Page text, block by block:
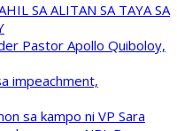
SA ALITAN SA TAYA SA
Pastor Apollo Quiboloy,
impeachment,
sa kampo ni VP Sara